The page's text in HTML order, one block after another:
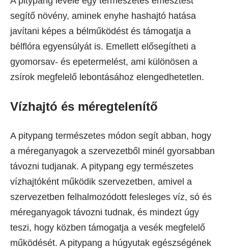
segítő növény, aminek enyhe hashajtó hatása
javítani képes a bélműködést és támogatja a
bélflóra egyensúlyát is. Emellett elősegítheti a
gyomorsav- és epetermelést, ami különösen a
zsírok megfelelő lebontásához elengedhetetlen.
Vízhajtó és méregtelenítő
A pitypang természetes módon segít abban, hogy
a méreganyagok a szervezetből minél gyorsabban
távozni tudjanak. A pitypang egy természetes
vízhajtóként működik szervezetben, amivel a
szervezetben felhalmozódott felesleges víz, só és
méreganyagok távozni tudnak, és mindezt úgy
teszi, hogy közben támogatja a vesék megfelelő
működését. A pitypang a húgyutak egészségének